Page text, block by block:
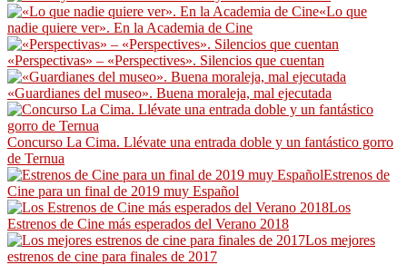
«Lo que
nadie quiere ver». En la Academia de Cine
«Perspectivas» – «Perspectives». Silencios que cuentan
«Guardianes del museo». Buena moraleja, mal ejecutada
Concurso La Cima. Llévate una entrada doble y un fantástico gorro
de Ternua
Estrenos de
Cine para un final de 2019 muy Español
Los
Estrenos de Cine más esperados del Verano 2018
Los mejores
estrenos de cine para finales de 2017